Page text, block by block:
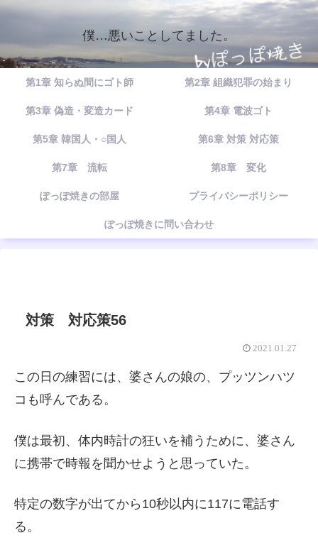
僕…悪いことしてました。
第1章 知らぬ間にゴト師 第2章 組織犯罪の始まり
第3章 偽造・変造カード 第4章 電波ゴト
第5章 韓国人・○国人 第6章 対策 対応策
第7章 流転 第8章 変化
ぽっぽ焼きの部屋 プライバシーポリシー
ぽっぽ焼きに問い合わせ
対策 対応策56
2021.01.27
この日の練習には、婆さんの娘の、プッツンハツ
コも呼んである。
僕は最初、体内時計の狂いを補うために、婆さん
に携帯で時報を聞かせようと思っていた。
特定の数字が出てから10秒以内に117に電話す
る。